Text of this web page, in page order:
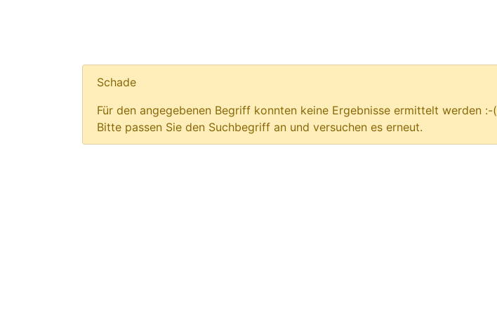
Schade
Für den angegebenen Begriff konnten keine Ergebnisse ermittelt werden :-(
Bitte passen Sie den Suchbegriff an und versuchen es erneut.